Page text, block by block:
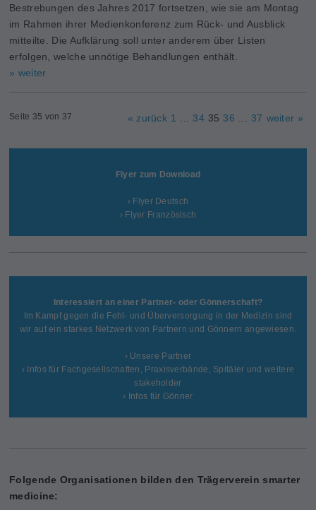
Bestrebungen des Jahres 2017 fortsetzen, wie sie am Montag
im Rahmen ihrer Medienkonferenz zum Rück- und Ausblick
mitteilte. Die Aufklärung soll unter anderem über Listen
erfolgen, welche unnötige Behandlungen enthält.
» weiter
Seite 35 von 37 « zurück 1 34 35 36 37 weiter »
Flyer zum Download
› Flyer Deutsch
› Flyer Französisch
Interessiert an einer Partner- oder Gönnerschaft?
Im Kampf gegen die Fehl- und Überversorgung in der Medizin sind
wir auf ein starkes Netzwerk von Partnern und Gönnern angewiesen.
› Unsere Partner
› Infos für Fachgesellschaften, Praxisverbände, Spitäler und weitere
stakeholder
› Infos für Gönner
Folgende Organisationen bilden den Trägerverein smarter
medicine: